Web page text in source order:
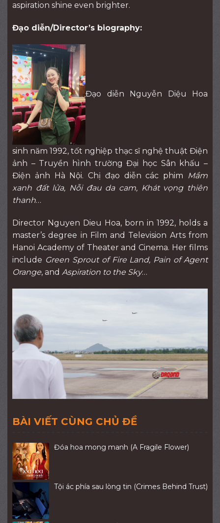
aspiration shine even brighter.
Đạo diễn/Director’s biography:
Đạo diễn Nguyễn Diệu Hoa
sinh năm 1992, tốt nghiệp thạc sĩ nghệ thuật Điện
ảnh – Truyền hình trường Đại học Sân khấu –
Điện ảnh Hà Nội. Chị đạo diễn các phim
Mầm
xanh đất lửa, Nỗi đau da cam, Khát vọng thiên
thanh…
Director Nguyen Dieu Hoa, born in 1992, holds a
master’s degree in Film and Television Arts from
Hanoi Academy of Theater and Cinema. Her films
include Green Sprout of Fire Land, Pain of Agent
Orange, and Aspiration to the Sky…
BÀI VIẾT CÙNG CHỦ ĐỀ
Đóa hoa mong manh (A Fragile Flower)
Tội ác phía sau lòng tin (Crimes Behind Trust)